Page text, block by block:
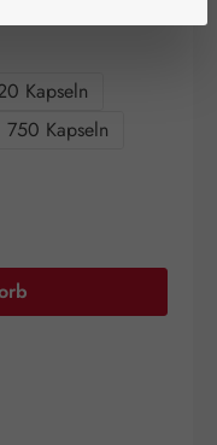
Kapseln
750 Kapseln
gewünschten